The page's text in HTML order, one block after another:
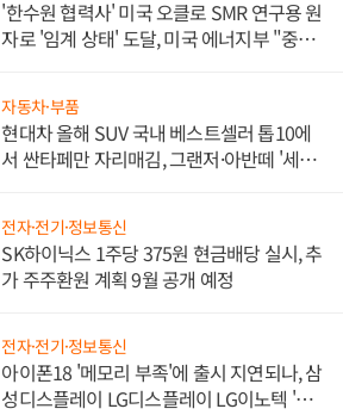
'한수원 협력사' 미국 오클로 SMR 연구용 원
자로 '임계 상태' 도달, 미국 에너지부 "중요
자동차·부품
현대차 올해 SUV 국내 베스트셀러 톱10에
서 싼타페만 자리매김, 그랜저·아반떼 '세단
전자·전기·정보통신
SK하이닉스 1주당 375원 현금배당 실시, 추
가 주주환원 계획 9월 공개 예정
전자·전기·정보통신
아이폰18 '메모리 부족'에 출시 지연되나, 삼
성디스플레이 LG디스플레이 LG이노텍 '탈